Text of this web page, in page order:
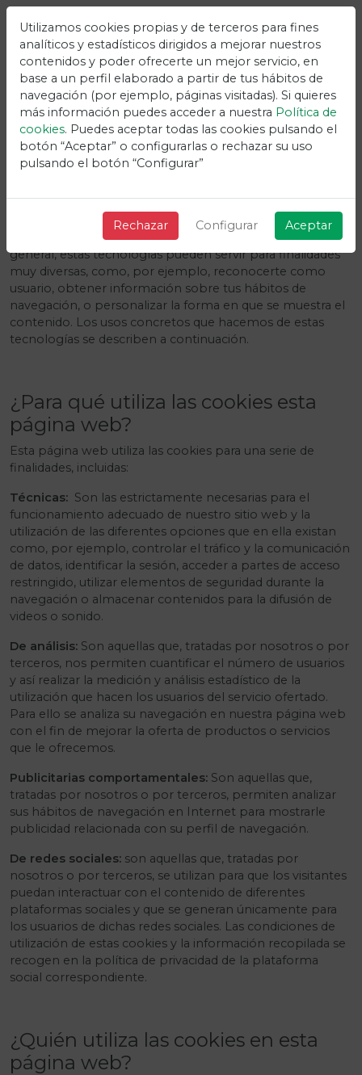
POLÍTICA DE COOKIES
Vivetix
¿Qué son las cookies?
Este sitio web utiliza cookies y/o tecnologías similares que
almacenan y recuperan información cuando navegas. En
general, estas tecnologías pueden servir para finalidades
muy diversas, como, por ejemplo, reconocerte como
usuario, obtener información sobre tus hábitos de
navegación, o personalizar la forma en que se muestra el
contenido. Los usos concretos que hacemos de estas
tecnologías se describen a continuación.
¿Para qué utiliza las cookies esta
página web?
Esta página web utiliza las cookies para una serie de
finalidades, incluidas:
Técnicas: Son las estrictamente necesarias para el
funcionamiento adecuado de nuestro sitio web y la
utilización de las diferentes opciones que en ella existan
como, por ejemplo, controlar el tráfico y la comunicación
de datos, identificar la sesión, acceder a partes de acceso
restringido, utilizar elementos de seguridad durante la
navegación o almacenar contenidos para la difusión de
videos o sonido.
De análisis: Son aquellas que, tratadas por nosotros o por
terceros, nos permiten cuantificar el número de usuarios
y así realizar la medición y análisis estadístico de la
utilización que hacen los usuarios del servicio ofertado.
Para ello se analiza su navegación en nuestra página web
con el fin de mejorar la oferta de productos o servicios
que le ofrecemos.
Publicitarias comportamentales: Son aquellas que,
tratadas por nosotros o por terceros, permiten analizar
sus hábitos de navegación en Internet para mostrarle
publicidad relacionada con su perfil de navegación.
De redes sociales: son aquellas que, tratadas por
nosotros o por terceros, se utilizan para que los visitantes
puedan interactuar con el contenido de diferentes
plataformas sociales y que se generan únicamente para
los usuarios de dichas redes sociales. Las condiciones de
utilización de estas cookies y la información recopilada se
recogen en la política de privacidad de la plataforma
social correspondiente.
¿Quién utiliza las cookies en esta
página web?
Utilizamos cookies propias y de terceros para fines
analíticos y estadísticos dirigidos a mejorar nuestros
contenidos y poder ofrecerte un mejor servicio, en
base a un perfil elaborado a partir de tus hábitos de
navegación (por ejemplo, páginas visitadas). Si quieres
más información puedes acceder a nuestra Política de
cookies. Puedes aceptar todas las cookies pulsando el
botón “Aceptar” o configurarlas o rechazar su uso
pulsando el botón “Configurar”
Rechazar Configurar Aceptar